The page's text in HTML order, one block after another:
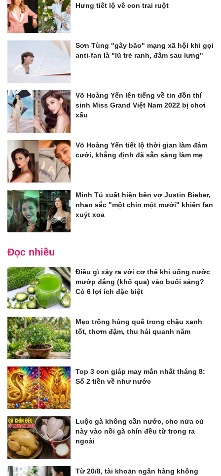
Hưng tiết lộ về con trai ruột
Sơn Tùng "gây bão" mạng xã hội khi gọi
anti-fan là "lũ trẻ ranh, đâm sau lưng"
Võ Hoàng Yến lên tiếng về tin đồn thí
sinh Miss Grand Việt Nam 2022 bị chơi
xấu
Võ Hoàng Yến tiết lộ thời gian làm đám
cưới, khẳng định đã sẵn sàng làm mẹ
Minh Tú xuất hiện bên vợ Justin Bieber,
nhan sắc "một chín một mười" khiến fan
xuýt xoa
Đọc nhiều
Điều gì xảy ra với cơ thể khi uống nước
mướp đắng (khổ qua) vào buổi sáng?
Có 6 lợi ích đặc biệt
Mẹo trồng húng quế trong chậu xanh
tốt, thơm đậm, thu hái quanh năm
Top 3 con giáp may mắn nhất tháng 8:
Số 2 tiền về như nước
Luộc gà không cần nước, cho nửa củ
này vào nồi gà chín đều từ trong ra
ngoài
Từ 20/8, tài khoản ngân hàng không